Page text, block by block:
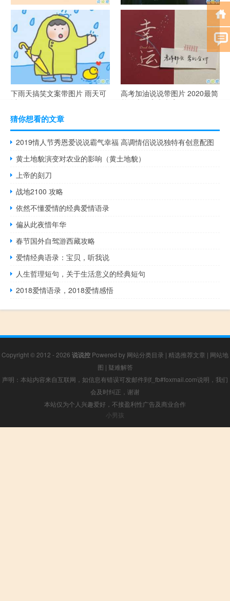
谐音梗土味情话大全带图片 油
腻搞笑的土味情话
很酷的霸气句子带图片 最新霸
气说说高冷范
下雨天搞笑文案带图片 雨天可
以发的幽默句子
高考加油说说带图片 2020最简
单励志的高考文案
猜你想看的文章
2019情人节秀恩爱说说霸气幸福 高调情侣说说独特有创意配图
黄土地貌演变对农业的影响（黄土地貌）
上帝的刻刀
战地2100 攻略
依然不懂爱情的经典爱情语录
偏从此夜惜年华
春节国外自驾游西藏攻略
爱情经典语录：宝贝，听我说
人生哲理短句，关于生活意义的经典短句
2018爱情语录，2018爱情感悟
Copyright © 2012 - 2026 说说控 Powered by 网站分类目录 | 精选推荐文章 | 网站地
图 | 疑难解答
声明：本站内容来自互联网，如信息有错误可发邮件到f_fb#foxmail.com说明，我们
会及时纠正，谢谢
本站仅为个人兴趣爱好，不接盈利性广告及商业合作
小男孩